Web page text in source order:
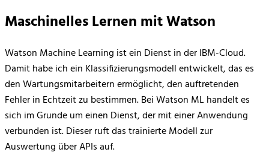
Maschinelles Lernen mit Watson
Watson Machine Learning ist ein Dienst in der IBM-Cloud.
Damit habe ich ein Klassifizierungsmodell entwickelt, das es
den Wartungsmitarbeitern ermöglicht, den auftretenden
Fehler in Echtzeit zu bestimmen. Bei Watson ML handelt es
sich im Grunde um einen Dienst, der mit einer Anwendung
verbunden ist. Dieser ruft das trainierte Modell zur
Auswertung über APIs auf.